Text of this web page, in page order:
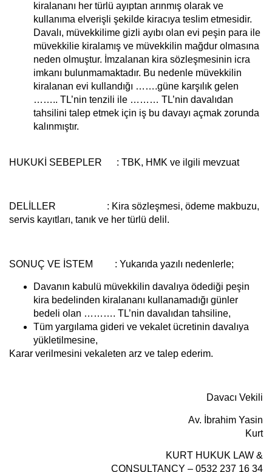
kiralananı her türlü ayıptan arınmış olarak ve
kullanıma elverişli şekilde kiracıya teslim etmesidir.
Davalı, müvekkilime gizli ayıbı olan evi peşin para ile
müvekkilie kiralamış ve müvekkilin mağdur olmasına
neden olmuştur. İmzalanan kira sözleşmesinin icra
imkanı bulunmamaktadır. Bu nedenle müvekkilin
kiralanan evi kullandığı …….güne karşılık gelen
…….. TL’nin tenzili ile ……… TL’nin davalıdan
tahsilini talep etmek için iş bu davayı açmak zorunda
kalınmıştır.
HUKUKİ SEBEPLER : TBK, HMK ve ilgili mevzuat
DELİLLER : Kira sözleşmesi, ödeme makbuzu,
servis kayıtları, tanık ve her türlü delil.
SONUÇ VE İSTEM : Yukarıda yazılı nedenlerle;
Davanın kabulü müvekkilin davalıya ödediği peşin
kira bedelinden kiralananı kullanamadığı günler
bedeli olan ………. TL’nin davalıdan tahsiline,
Tüm yargılama gideri ve vekalet ücretinin davalıya
yükletilmesine,
Karar verilmesini vekaleten arz ve talep ederim.
Davacı Vekili
Av. İbrahim Yasin
Kurt
KURT HUKUK LAW &
CONSULTANCY – 0532 237 16 34